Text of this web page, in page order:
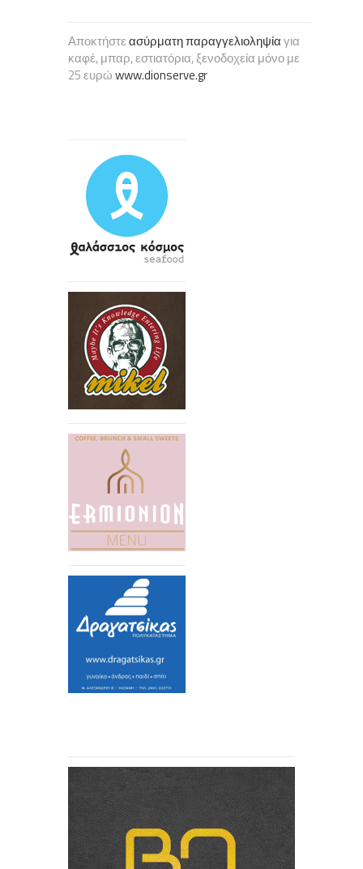
Αποκτήστεασύρματη παραγγελιοληψίαγια
καφέ, μπαρ, εστιατόρια, ξενοδοχεία μόνο με
25 ευρώwww.dionserve.gr